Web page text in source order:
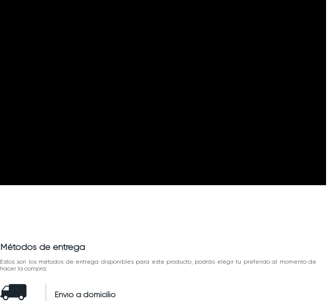
Métodos de entrega
Estos son los métodos de entrega disponibles para este producto, podrás elegir tu preferido al momento de
hacer la compra:
Envío a domicilio